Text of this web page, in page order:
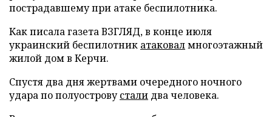
пострадавшему при атаке беспилотника.
Как писала газета ВЗГЛЯД, в конце июля
украинский беспилотник атаковалмногоэтажный
жилой дом в Керчи.
Спустя два дня жертвами очередного ночного
удара по полуостровустали два человека.